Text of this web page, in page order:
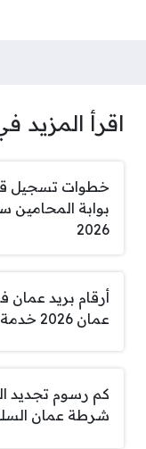
اقرأ المزيد
خطوات تسجيل
بوابة المحامين
2026
أرقام بريد
عمان 2026 خدمة العملاء
كم رسوم تجديد
شرطة عمان